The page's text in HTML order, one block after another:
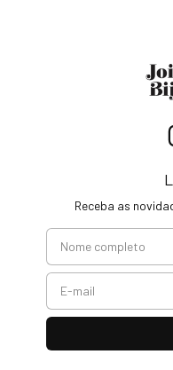
Receba as